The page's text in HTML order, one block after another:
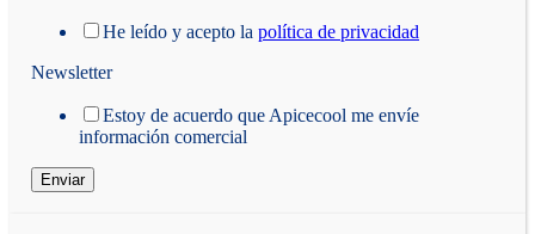
He leído y acepto la política de privacidad
Newsletter
Estoy de acuerdo que Apicecool me envíe
información comercial
Enviar